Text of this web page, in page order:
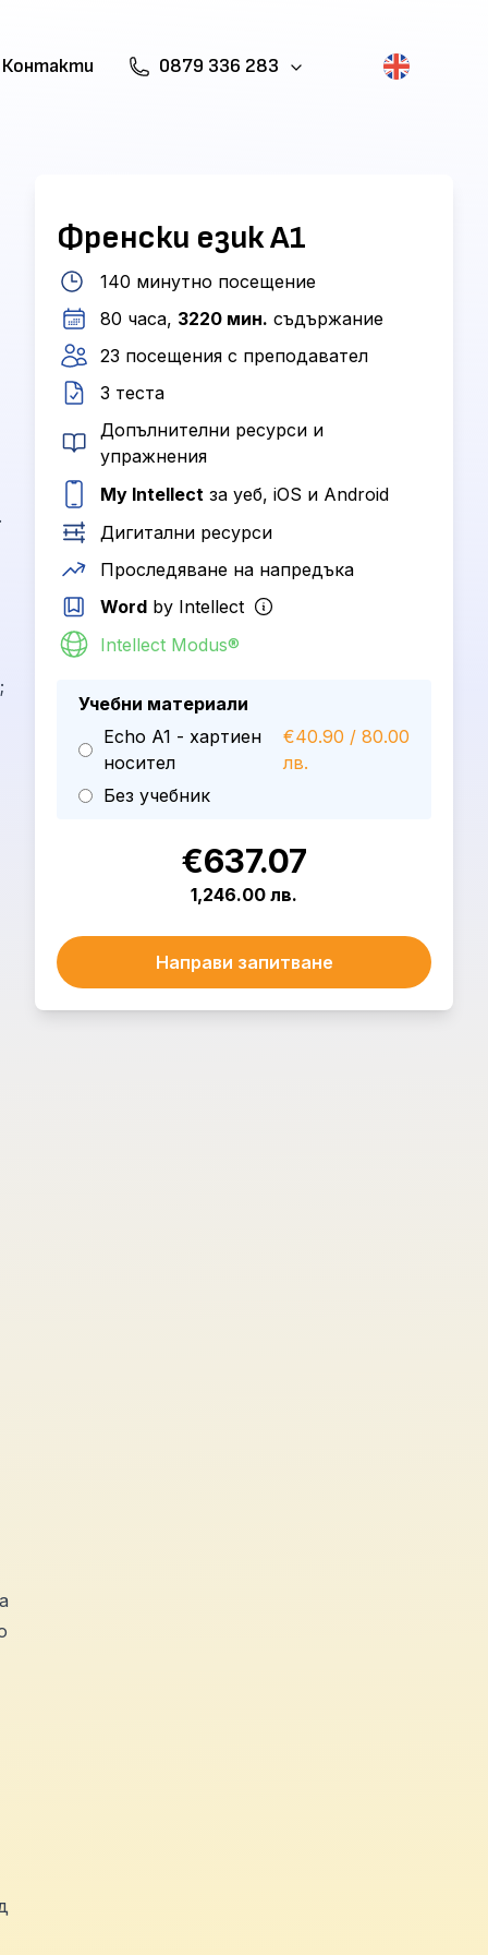
Контакти 0879 336 283
Френски език А1
140 минутно посещение
80 часа, 3220 мин. съдържание
23 посещения с преподавател
3 теста
Допълнителни ресурси и
упражнения
My Intellect за уеб, iOS и Android
Дигитални ресурси
Проследяване на напредъка
Word by Intellect
Intellect Modus®
Учебни материали
Echo A1 - хартиен
носител
€40.90 / 80.00
лв.
Без учебник
€637.07
1,246.00 лв.
Направи запитване